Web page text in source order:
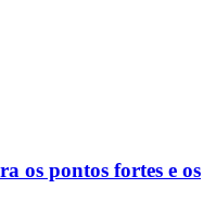
os pontos fortes e os